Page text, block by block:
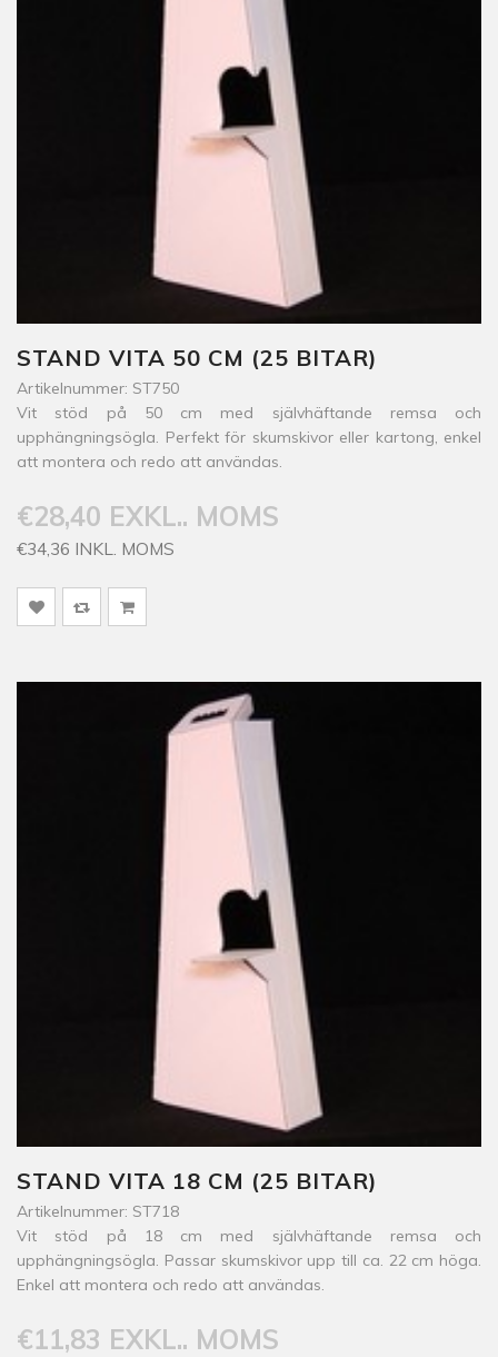
STAND VITA 50 CM (25 BITAR)
Artikelnummer: ST750
Vit stöd på 50 cm med självhäftande remsa och
upphängningsögla. Perfekt för skumskivor eller kartong, enkel
att montera och redo att användas.
€28,40 EXKL.. MOMS
€34,36 INKL. MOMS
STAND VITA 18 CM (25 BITAR)
Artikelnummer: ST718
Vit stöd på 18 cm med självhäftande remsa och
upphängningsögla. Passar skumskivor upp till ca. 22 cm höga.
Enkel att montera och redo att användas.
€11,83 EXKL.. MOMS